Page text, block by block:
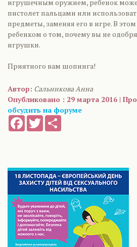
игрушечным оружием, ребенок
пистолет пальцами или
предметы, заменяя его в игре. В
ребенком о том, почему вы не
игрушки.
Приятного вам шопинга!
Автор: Сальникова Анна
Опубликовано : 29 марта 2016 |
обсудить на форуме
FacebookTwitter